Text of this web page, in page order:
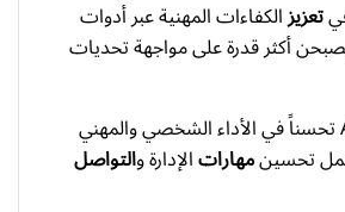
تعزيزالكفاءات المهنية عبر أدوات
أكثر قدرة على مواجهة تحديات
تظهر تقارير AZTech تحسناً في الأداء الشخصي والمهني
تحسينمهاراتالإدارة والتواصل